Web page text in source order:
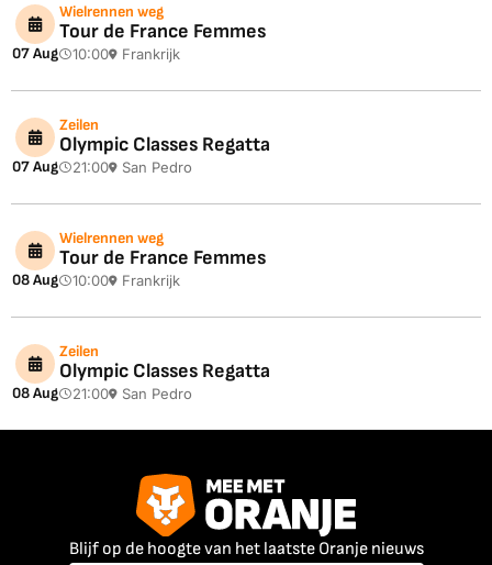
07 Aug
Wielrennen weg
Tour de France Femmes
10:00 Frankrijk
07 Aug
Zeilen
Olympic Classes Regatta
21:00 San Pedro
08 Aug
Wielrennen weg
Tour de France Femmes
10:00 Frankrijk
08 Aug
Zeilen
Olympic Classes Regatta
21:00 San Pedro
Blijf op de hoogte van het laatste Oranje nieuws